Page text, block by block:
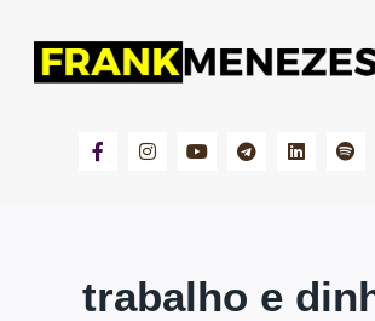
trabalho e